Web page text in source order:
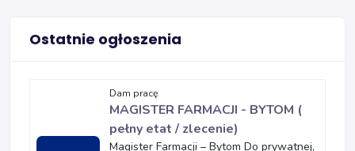
Ostatnie ogłoszenia
Dam pracę
MAGISTER FARMACJI - BYTOM (
pełny etat / zlecenie)
Magister Farmacji – Bytom Do prywatnej,